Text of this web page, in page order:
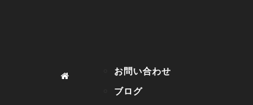
お問い合わせ
ブログ